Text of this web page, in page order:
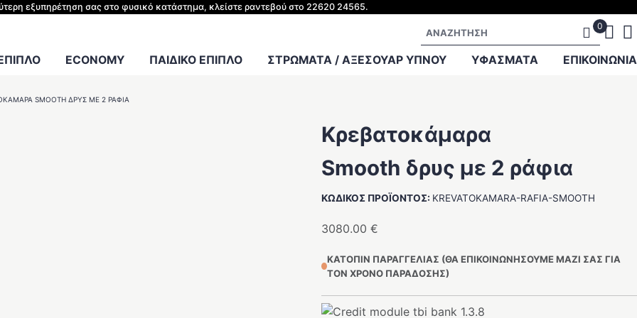
εξυπηρέτηση σας στο φυσικό κατάστημα, κλείστε ραντεβού στο 22620 24565.
Αναζήτηση
ECONOMY ΠΑΙΔΙΚΟ ΕΠΙΠΛΟ ΣΤΡΩΜΑΤΑ / ΑΞΕΣΟΥΑΡ ΥΠΝΟΥ
ΚΡΕΒΑΤΙΟΥ
ΥΦΑΣΜΑΤΑ ΕΠΙΚΟΙΝΩΝΊΑ
SMOOTH ΔΡΥΣ ΜΕ 2 ΡΆΦΙΑ
Κρεβατοκάμαρα
Smooth δρυς με 2 ράφια
ΚΩΔΙΚΌΣ ΠΡΟΪΌΝΤΟΣ: KREVATOKAMARA-RAFIA-SMOOTH
3080.00€
ΚΑΤΌΠΙΝ ΠΑΡΑΓΓΕΛΊΑΣ (ΘΑ ΕΠΙΚΟΙΝΩΝΉΣΟΥΜΕ ΜΑΖΊ ΣΑΣ ΓΙΑ
ΤΟΝ ΧΡΌΝΟ ΠΑΡΆΔΟΣΗΣ)